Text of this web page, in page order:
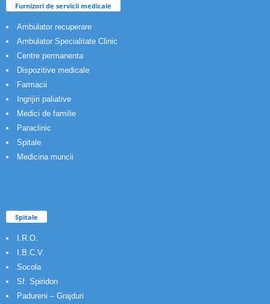
Furnizori de servicii medicale
Ambulator recuperare
Ambulator Specialitate Clinic
Centre permanenta
Dispozitive medicale
Farmacii
Ingrijiri paliative
Medici de familie
Paraclinic
Spitale
Medicina muncii
Spitale
I.R.O.
I.B.C.V.
Socola
Sf. Spiridon
Padureni – Grajduri